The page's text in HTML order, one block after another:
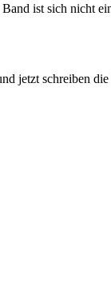
ist sich nicht
jetzt schreiben